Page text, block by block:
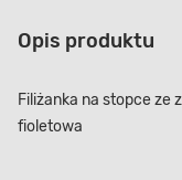
Opis produktu
Filiżanka na stopce ze
fioletowa